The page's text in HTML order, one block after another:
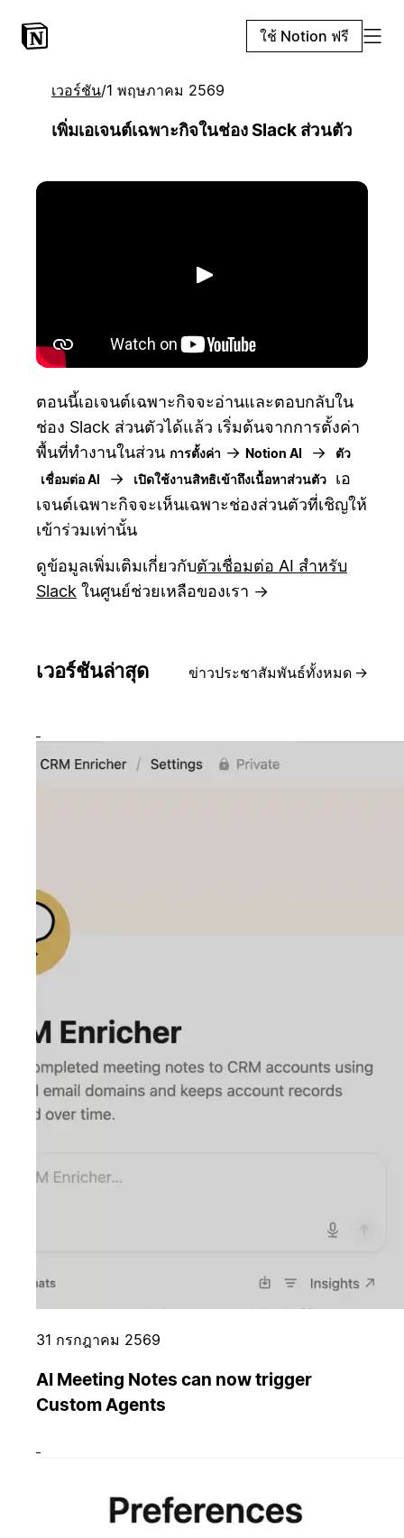
ใช้ Notion ฟรี
เวอร์ชัน/1 พฤษภาคม 2569
เพิ่มเอเจนต์เฉพาะกิจในช่อง Slack ส่วนตัว
เล่น
ตอนนี้เอเจนต์เฉพาะกิจจะอ่านและตอบกลับใน
ช่อง Slack ส่วนตัวได้แล้ว เริ่มต้นจากการตั้งค่า
พื้นที่ทำงานในส่วน การตั้งค่า → Notion AI →
ตัว
เชื่อมต่อ AI
→ เปิดใช้งานสิทธิเข้าถึงเนื้อหาส่วนตัว
เอ
เจนต์เฉพาะกิจจะเห็นเฉพาะช่องส่วนตัวที่เชิญให้
เข้าร่วมเท่านั้น
ดูข้อมูลเพิ่มเติมเกี่ยวกับตัวเชื่อมต่อ AI สำหรับ
Slack ในศูนย์ช่วยเหลือของเรา →
เวอร์ชันล่าสุด ข่าวประชาสัมพันธ์ทั้งหมด →
31 กรกฎาคม 2569
AI Meeting Notes can now trigger
Custom Agents